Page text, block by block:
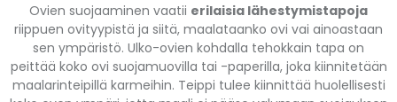
Ovien suojaaminen vaatii erilaisia lähestymistapoja
riippuen ovityypistä ja siitä, maalataanko ovi vai ainoastaan
sen ympäristö. Ulko-ovien kohdalla tehokkain tapa on
peittää koko ovi suojamuovilla tai -paperilla, joka kiinnitetään
maalarinteipillä karmeihin. Teippi tulee kiinnittää huolellisesti